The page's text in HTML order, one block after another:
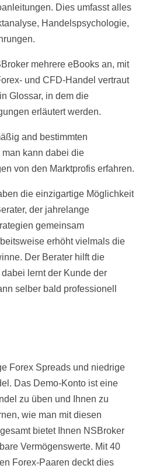
Dies umfasst alles
Handelspsychologie,
mehrere eBooks an, mit
und CFD-Handel vertraut
Glossar, in dem die
erläutert werden.
and bestimmten
kann dabei die
von den Marktprofis erfahren.
die einzigartige Möglichkeit
der jahrelange
gemeinsam
erhöht vielmals die
Der Berater hilft die
lernt der Kunde der
selber bald professionell
Forex Spreads und niedrige
Das Demo-Konto ist eine
zu üben und Ihnen zu
wie man mit diesen
bietet Ihnen NSBroker
Vermögenswerte. Mit 40
Forex-Paaren deckt dies